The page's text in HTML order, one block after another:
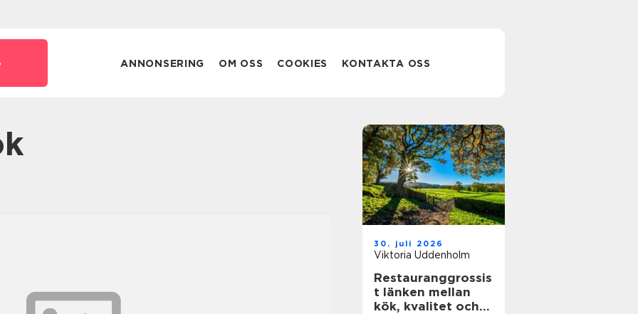
ANNONSERING OM OSS COOKIES KONTAKTA OSS
30. juli 2026
Viktoria Uddenholm
Restauranggrossis
t länken mellan
kök, kvalitet och